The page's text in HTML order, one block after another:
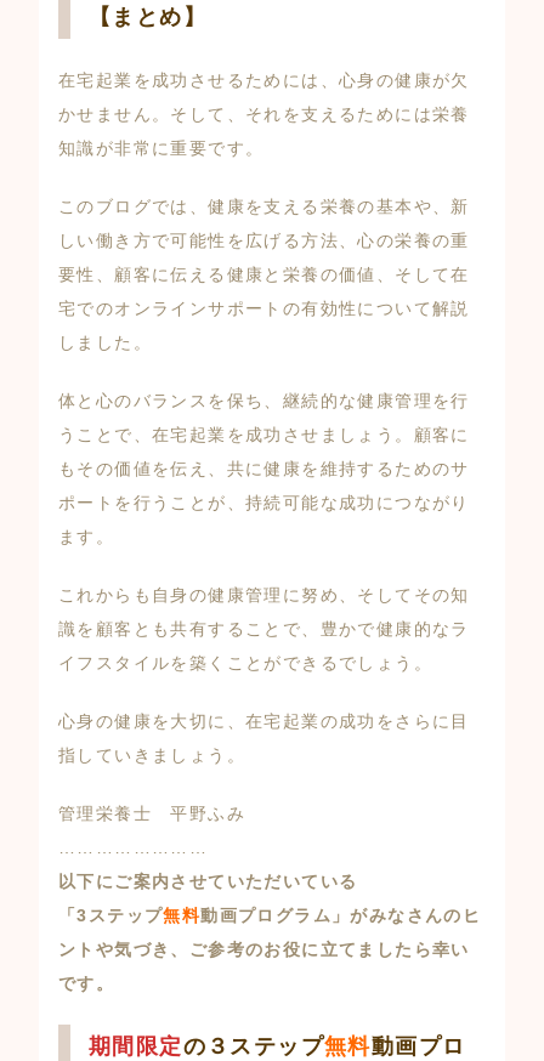
【まとめ】
在宅起業を成功させるためには、心身の健康が欠
かせません。そして、それを支えるためには栄養
知識が非常に重要です。
このブログでは、健康を支える栄養の基本や、新
しい働き方で可能性を広げる方法、心の栄養の重
要性、顧客に伝える健康と栄養の価値、そして在
宅でのオンラインサポートの有効性について解説
しました。
体と心のバランスを保ち、継続的な健康管理を行
うことで、在宅起業を成功させましょう。顧客に
もその価値を伝え、共に健康を維持するためのサ
ポートを行うことが、持続可能な成功につながり
ます。
これからも自身の健康管理に努め、そしてその知
識を顧客とも共有することで、豊かで健康的なラ
イフスタイルを築くことができるでしょう。
心身の健康を大切に、在宅起業の成功をさらに目
指していきましょう。
管理栄養士 平野ふみ
以下にご案内させていただいている
「3ステップ無料動画プログラム」がみなさんのヒ
ントや気づき、ご参考のお役に立てましたら幸い
です。
期間限定の ３ステップ無料動画プロ